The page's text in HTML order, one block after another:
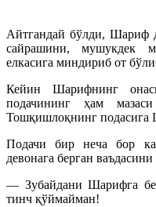
Айтгандай бўлди, Шариф
сайрашини, мушукдек
елкасига миндириб от
Кейин Шарифнинг
подачининг ҳам
Тошқишлоқнинг подасига
Подачи бир неча бор
девонага берган ваъдасини
— Зубайдани Шарифга
тинч қўймайман!